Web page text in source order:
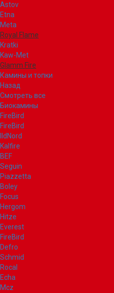
Astov
Etna
Meta
Royal Flame
Kratki
Kaw-Met
Glamm Fire
Камины и топки
Назад
Смотреть все
Биокамины
FireBird
FireBird
IldNord
Kalfire
BEF
Seguin
Piazzetta
Boley
Focus
Hergom
Hitze
Everest
FireBird
Defro
Schmid
Rocal
Echa
Mcz